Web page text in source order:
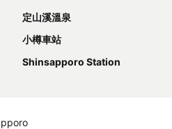
定山溪溫泉
小樽車站
Shinsapporo Station